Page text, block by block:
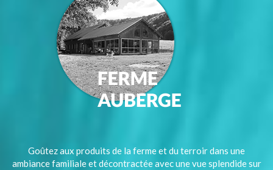
Goûtez aux produits de la ferme et du terroir dans une
ambiance familiale et décontractée avec une vue splendide sur